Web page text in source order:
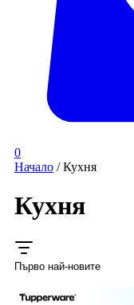
0
Начало / Кухня
Кухня